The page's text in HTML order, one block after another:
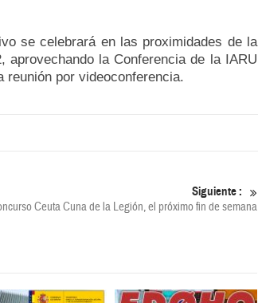
se celebrará en las proximidades de la
aprovechando la Conferencia de la IARU
reunión por videoconferencia.
Siguiente :
Ceuta Cuna de la Legión, el próximo fin de semana